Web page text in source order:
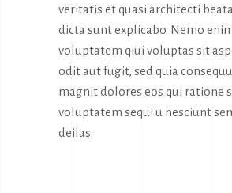
veritatis et quasi architecti
dicta sunt explicabo. Nemo
voluptatem qiui voluptas sit
odit aut fugit, sed quia
magnit dolores eos qui ratione
voluptatem sequi u nesciunt
deilas.